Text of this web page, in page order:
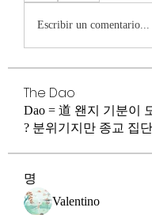
Escribir un comentario...
The Dao
Dao = 道 왠지 기분이
? 분위기지만 종교 집
명
Valentino